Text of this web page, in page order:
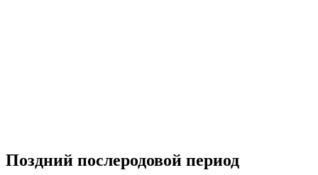
Поздний послеродовой период